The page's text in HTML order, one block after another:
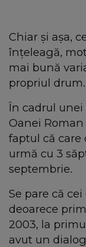
Chiar și așa,
înțeleagă,
mai bună
propriul drum.
În cadrul unei
Oanei
faptul că care
urmă cu 3
septembrie.
Se pare că
deoarece
2003, la
avut un